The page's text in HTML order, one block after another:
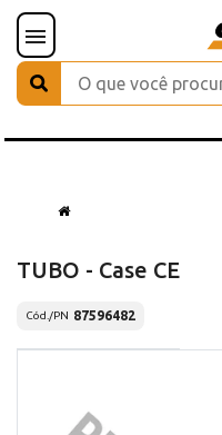
TUBO - Case CE
Cód./PN 87596482